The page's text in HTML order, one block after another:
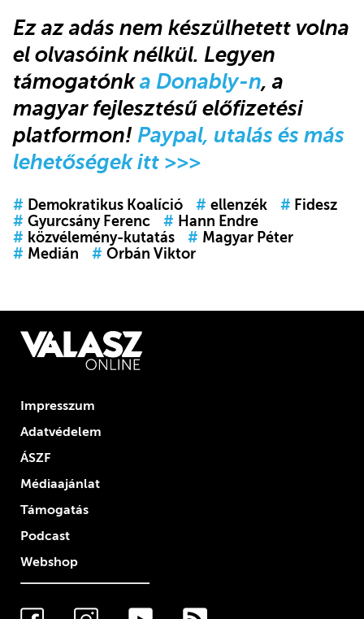
Ez az adás nem készülhetett volna
el olvasóink nélkül. Legyen
támogatónka Donably-n, a
magyar fejlesztésű előfizetési
platformon! Paypal, utalás és más
lehetőségek itt >>>
# Demokratikus Koalíció # ellenzék # Fidesz
# Gyurcsány Ferenc # Hann Endre
# közvélemény-kutatás # Magyar Péter
# Medián # Orbán Viktor
Impresszum
Adatvédelem
ÁSZF
Médiaajánlat
Támogatás
Podcast
Webshop